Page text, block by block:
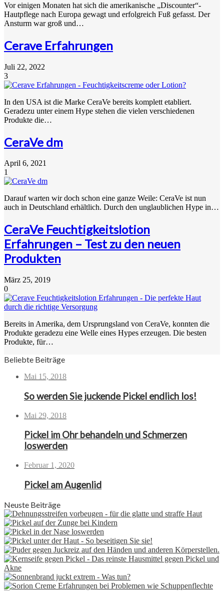
Vor einigen Monaten hat sich die amerikanische „Discounter“-
Hautpflege nach Europa gewagt und erfolgreich Fuß gefasst. Der
Ansturm war groß und…
Cerave Erfahrungen
Juli 22, 2022
3
In den USA ist die Marke CeraVe bereits komplett etabliert.
Geradezu unter einem Hype stehen die vielen verschiedenen
Produkte die…
CeraVe dm
April 6, 2021
1
Darauf warten wir doch schon eine ganze Weile: CeraVe ist nun
auch in Deutschland erhältlich. Durch den unglaublichen Hype in…
CeraVe Feuchtigkeitslotion
Erfahrungen – Test zu den neuen
Produkten
März 25, 2019
0
Bereits in Amerika, dem Ursprungsland von CeraVe, konnten die
Produkte geradezu eine Welle eines Hypes erzeugen. Die besten
Produkte, für…
Beliebte Beiträge
Mai 15, 2018
So werden Sie juckende Pickel endlich los!
Mai 29, 2018
Pickel im Ohr behandeln und Schmerzen
loswerden
Februar 1, 2020
Pickel am Augenlid
Neuste Beiträge